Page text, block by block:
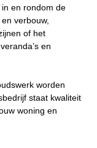
en rondom de
verbouw,
of het
en
worden
staat kwaliteit
woning en